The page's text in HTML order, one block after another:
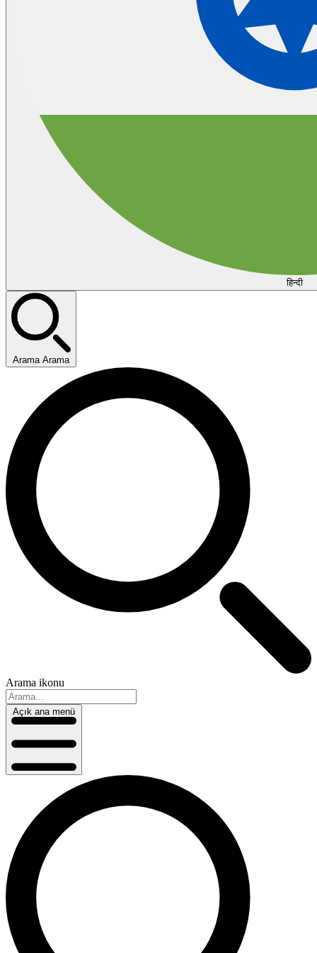
हिन्दी
Arama Arama
Arama ikonu
Açık ana menü